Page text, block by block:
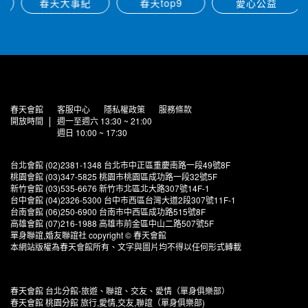
春天會館 客服中心 隱私權政策
服務條款
開放時間
週一至週六 13:30 ~ 21:00
週日 10:00 ~ 17:30
台北會館 (02)2381-1348 台北市中正區重慶南路一段49號8F
桃園會館 (03)347-5825 桃園市桃園區成功路一段32號5F
新竹會館 (03)535-6676 新竹市北區北大路307號14F-1
台中會館 (04)2326-5300 台中市西區台灣大道2段307號11F-1
台南會館 (06)250-6900 台南市中西區成功路515號8F
高雄會館 (07)216-1988 高雄市前金區中山二路507號5F
單身聯誼,婚友聯誼社 copyright © 春天會館
本網站版權為春天會館所有、文字與圖片均不得以任何形式轉載
春天會館 台北分館-旅遊、聯誼、交友、愛情（單身俱樂部）
春天會館 桃園分館 旅行,愛情,交友,聯誼（單身俱樂部)